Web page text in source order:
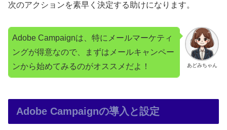
次のアクションを素早く決定する助けになります。
あどみちゃん
Adobe Campaignは、特にメールマーケティ
ングが得意なので、まずはメールキャンペー
ンから始めてみるのがオススメだよ！
Adobe Campaignの導入と設定